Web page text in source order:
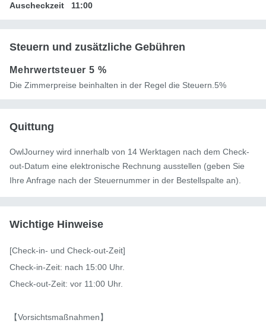
Auscheckzeit 11:00
Steuern und zusätzliche Gebühren
Mehrwertsteuer5 %
Die Zimmerpreise beinhalten in der Regel die Steuern.5%
Quittung
OwlJourney wird innerhalb von 14 Werktagen nach dem Check-
out-Datum eine elektronische Rechnung ausstellen (geben Sie
Ihre Anfrage nach der Steuernummer in der Bestellspalte an).
Wichtige Hinweise
[Check-in- und Check-out-Zeit]
Check-in-Zeit: nach 15:00 Uhr.
Check-out-Zeit: vor 11:00 Uhr.
【Vorsichtsmaßnahmen】